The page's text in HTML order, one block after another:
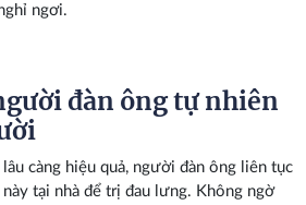
ngơi.
đàn ông tự nhiên
càng hiệu quả, người đàn ông liên tục
tại nhà để trị đau lưng. Không ngờ